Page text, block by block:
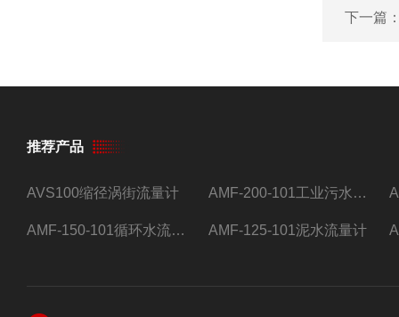
下一篇
推荐产品
AVS100缩径涡街流量计 AMF-200-101工业污水流量计
AMF-150-101循环水流量计,电磁流量计 AMF-125-101泥水流量计